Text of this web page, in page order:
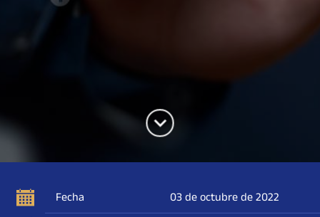
Fecha
03 de octubre de 2022